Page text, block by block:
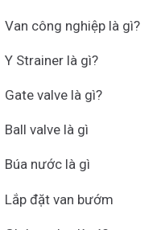
Van công nghiệp là gì?
Y Strainer là gì?
Gate valve là gì?
Ball valve là gì
Búa nước là gì
Lắp đặt van bướm